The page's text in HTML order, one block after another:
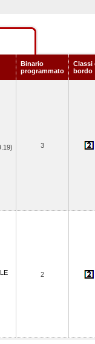
Binario
programmato
Classi
bordo
3
2